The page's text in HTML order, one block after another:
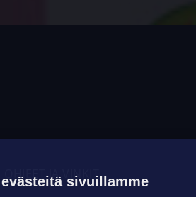
OHJEET JA VINKITsivuillamme